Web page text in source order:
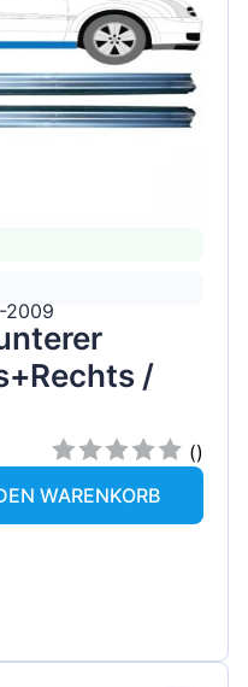
2009
/
()
WARENKORB